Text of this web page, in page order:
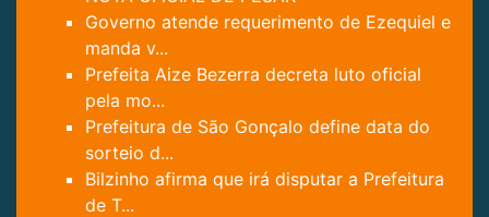
Governo atende requerimento de Ezequiel e
manda v...
Prefeita Aize Bezerra decreta luto oficial
pela mo...
Prefeitura de São Gonçalo define data do
sorteio d...
Bilzinho afirma que irá disputar a Prefeitura
de T...